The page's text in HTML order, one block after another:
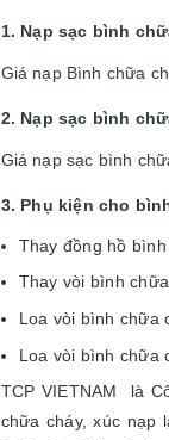
1. Nạp sạc bình
Giá nạp Bình chữa
2. Nạp sạc bình
Giá nạp sạc bình
3. Phụ kiện cho
Thay đồng hồ
Thay vòi bình
Loa vòi bình chữa
Loa vòi bình chữa
TCP VIETNAM là
chữa cháy, xúc nạp